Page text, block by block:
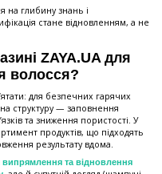
на глибину знань і
стане відновленням, а не
ZAYA.UA для
волосся?
для безпечних гарячих
структуру — заповнення
та зниження пористості. У
продуктів, що підходять
результату вдома.
випрямлення та відновлення